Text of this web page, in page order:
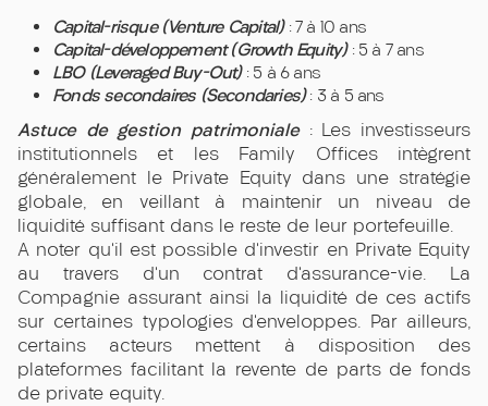
Capital-risque (Venture Capital): 7 à 10 ans
Capital-développement (Growth Equity): 5 à 7 ans
LBO (Leveraged Buy-Out): 5 à 6 ans
Fonds secondaires (Secondaries): 3 à 5 ans
Astuce de gestion patrimoniale: Les investisseurs
institutionnels et les Family Offices intègrent
généralement le Private Equity dans une stratégie
globale, en veillant à maintenir un niveau de
liquidité suffisant dans le reste de leur portefeuille.
A noter qu’il est possible d’investir en Private Equity
au travers d’un contrat d’assurance-vie. La
Compagnie assurant ainsi la liquidité de ces actifs
sur certaines typologies d’enveloppes. Par ailleurs,
certains acteurs mettent à disposition des
plateformes facilitant la revente de parts de fonds
de private equity.